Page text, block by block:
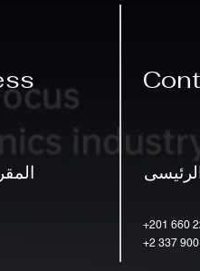
+201 660
+2 337